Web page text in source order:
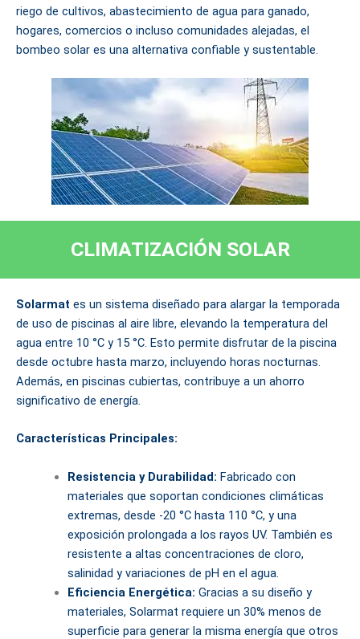
riego de cultivos, abastecimiento de agua para ganado,
hogares, comercios o incluso comunidades alejadas, el
bombeo solar es una alternativa confiable y sustentable.
CLIMATIZACIÓN SOLAR
Solarmat es un sistema diseñado para alargar la temporada
de uso de piscinas al aire libre, elevando la temperatura del
agua entre 10 °C y 15 °C. Esto permite disfrutar de la piscina
desde octubre hasta marzo, incluyendo horas nocturnas.
Además, en piscinas cubiertas, contribuye a un ahorro
significativo de energía.
Características Principales:
Resistencia y Durabilidad: Fabricado con
materiales que soportan condiciones climáticas
extremas, desde -20 °C hasta 110 °C, y una
exposición prolongada a los rayos UV. También es
resistente a altas concentraciones de cloro,
salinidad y variaciones de pH en el agua.
Eficiencia Energética: Gracias a su diseño y
materiales, Solarmat requiere un 30% menos de
superficie para generar la misma energía que otros